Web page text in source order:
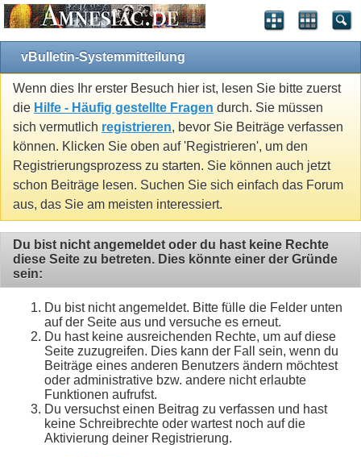
vBulletin-Systemmitteilung
Wenn dies Ihr erster Besuch hier ist, lesen Sie bitte zuerst
die Hilfe - Häufig gestellte Fragen durch. Sie müssen
sich vermutlich registrieren, bevor Sie Beiträge verfassen
können. Klicken Sie oben auf 'Registrieren', um den
Registrierungsprozess zu starten. Sie können auch jetzt
schon Beiträge lesen. Suchen Sie sich einfach das Forum
aus, das Sie am meisten interessiert.
Du bist nicht angemeldet oder du hast keine Rechte
diese Seite zu betreten. Dies könnte einer der Gründe
sein:
Du bist nicht angemeldet. Bitte fülle die Felder unten
auf der Seite aus und versuche es erneut.
Du hast keine ausreichenden Rechte, um auf diese
Seite zuzugreifen. Dies kann der Fall sein, wenn du
Beiträge eines anderen Benutzers ändern möchtest
oder administrative bzw. andere nicht erlaubte
Funktionen aufrufst.
Du versuchst einen Beitrag zu verfassen und hast
keine Schreibrechte oder wartest noch auf die
Aktivierung deiner Registrierung.